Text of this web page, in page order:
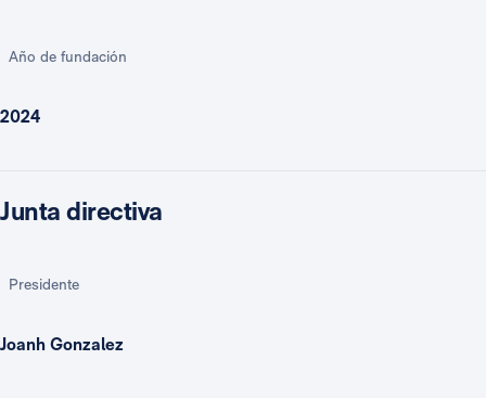
Año de fundación
2024
Junta directiva
Presidente
Joanh Gonzalez